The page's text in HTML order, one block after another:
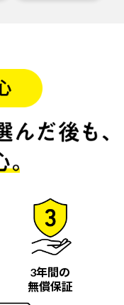
3年間の
無償保証